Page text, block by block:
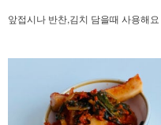
앞접시나 반찬,김치 담을때 사용해요